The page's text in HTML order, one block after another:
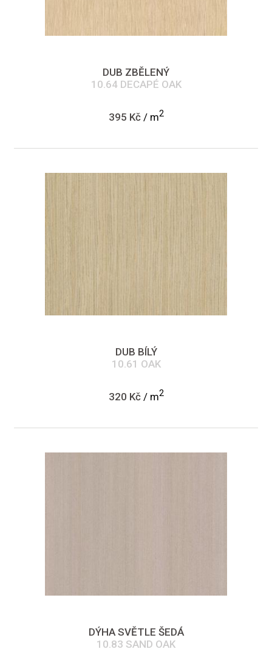
DUB ZBĚLENÝ
10.64 DECAPÉ OAK
395 Kč/ m2
DUB BÍLÝ
10.61 OAK
320 Kč/ m2
DÝHA SVĚTLE ŠEDÁ
10.83 SAND OAK